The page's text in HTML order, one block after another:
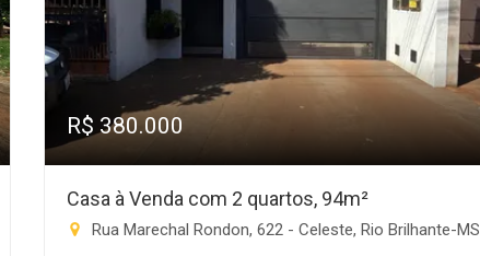
R$ 380.000
Casa à Venda com 2 quartos, 94m²
Rua Marechal Rondon, 622 - Celeste, Rio Brilhante-MS